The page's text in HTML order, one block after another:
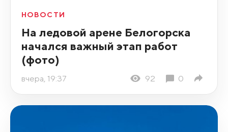
НОВОСТИ
На ледовой арене Белогорска
начался важный этап работ
(фото)
вчера, 19:37 92 0